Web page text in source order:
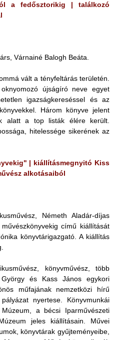
a fedősztorikig | találkozó
Várnainé Balogh Beáta.
vált a tényfeltárás területén.
újságíró neve egyet
igazságkereséssel és az
Három könyve jelent
alatt a top listák élére került.
hitelessége sikerének az
| kiállításmegnyitó Kiss
alkotásaiból
Németh Aladár-díjas
című kiállítását
könyvtárigazgató. A kiállítás
könyvművész, több
György és Kass János egykori
műfajának nemzetközi hírű
nyertese. Könyvmunkái
a bécsi Iparművészeti
jeles kiállításain. Művei
könyvtárak gyűjteményeibe,